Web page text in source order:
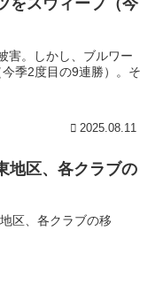
をスウィープ（今
害。しかし、ブルワー
季2度目の9連勝）。そ
2025.08.11
地区、各クラブの
区、各クラブの移